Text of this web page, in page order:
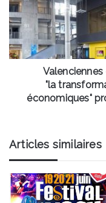
consacrée
à
"la transformation
durable
des
modèles
économiques"
proposée
6
octobre
"la
économiques"
Articles similaires